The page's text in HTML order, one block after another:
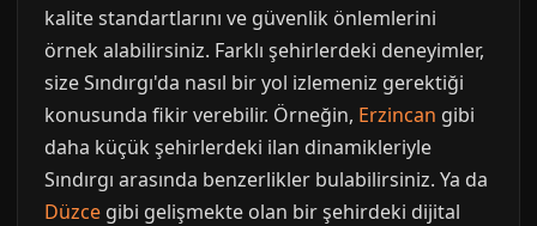
kalite standartlarını ve güvenlik önlemlerini
örnek alabilirsiniz. Farklı şehirlerdeki deneyimler,
size Sındırgı'da nasıl bir yol izlemeniz gerektiği
konusunda fikir verebilir. Örneğin, Erzincan gibi
daha küçük şehirlerdeki ilan dinamikleriyle
Sındırgı arasında benzerlikler bulabilirsiniz. Ya da
Düzce gibi gelişmekte olan bir şehirdeki dijital